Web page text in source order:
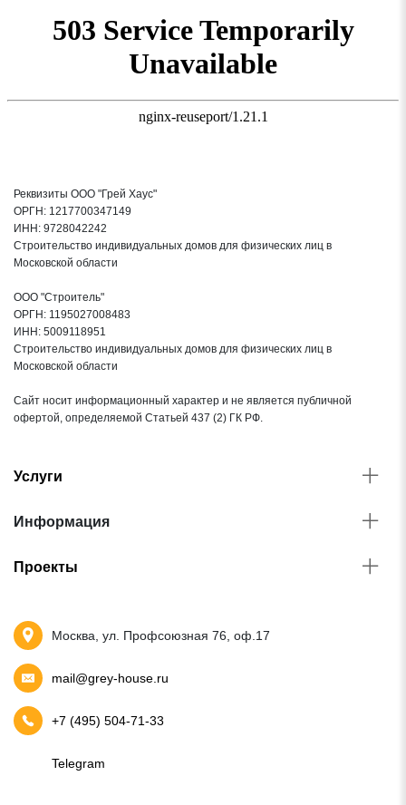
Реквизиты ООО "Грей Хаус"
ОРГН: 1217700347149
ИНН: 9728042242
Строительство индивидуальных домов для физических лиц в
Московской области
ООО "Строитель"
ОРГН: 1195027008483
ИНН: 5009118951
Строительство индивидуальных домов для физических лиц в
Московской области
Сайт носит информационный характер и не является публичной
офертой, определяемой Статьей 437 (2) ГК РФ.
Услуги
Информация
Проекты
Москва, ул. Профсоюзная 76, оф.17
mail@grey-house.ru
+7 (495) 504-71-33
Telegram